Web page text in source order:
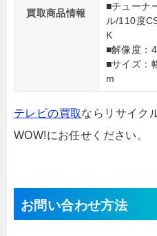
買取商品情報
■チューナ
ル/110度
K
■解像度：
■サイズ：
m
テレビの買取ならリサイク
WOW!にお任せください。
お問い合わせ方法